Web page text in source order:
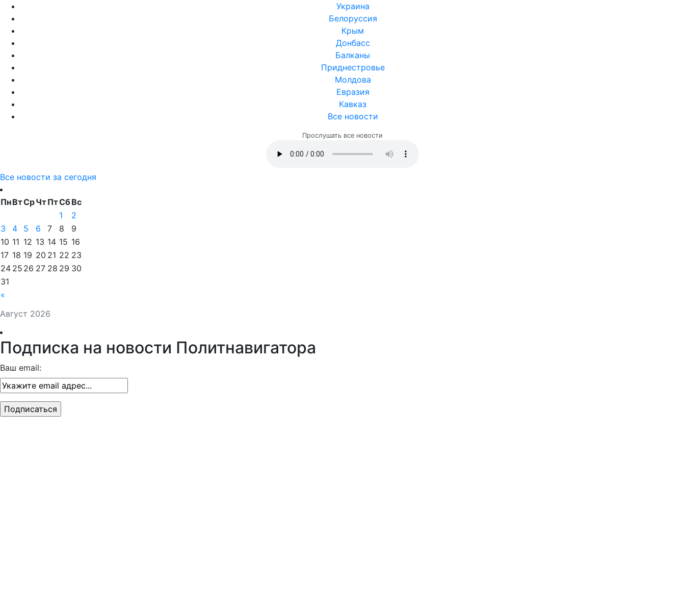
Украина
Белоруссия
Крым
Донбасс
Балканы
Приднестровье
Молдова
Евразия
Кавказ
Все новости
Прослушать все новости
Все новости за сегодня
Август 2026
ПнВтСрЧтПтСбВс
«
1
2
3
4 5 6 7 8
9
10 11 12 13 14 15 16
17 18 19 20 21 22 23
24 25 26 27 28 29 30
31
Подписка на новости Политнавигатора
Ваш email: